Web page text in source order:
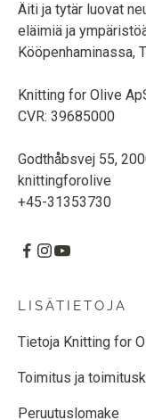
Äiti ja tytär luovat
eläimiä ja
Kööpenhaminassa,
Knitting for Olive
CVR: 39685000
Godthåbsvej 55,
knittingforolive
+45-31353730
LISÄTIETOJA
Tietoja Knitting for
Toimitus ja
Peruutuslomake